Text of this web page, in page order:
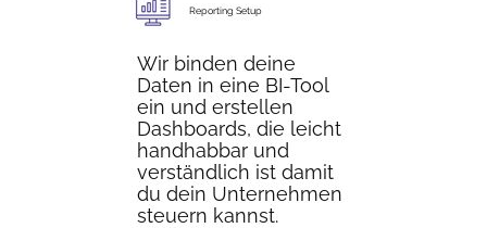
Reporting Setup
Wir binden deine
Daten in eine BI-Tool
ein und erstellen
Dashboards, die leicht
handhabbar und
verständlich ist damit
du dein Unternehmen
steuern kannst.